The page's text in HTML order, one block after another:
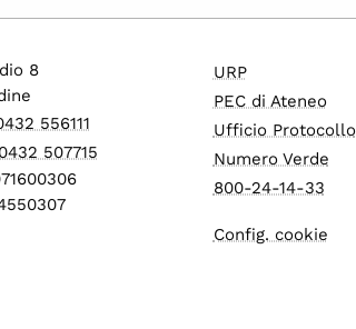
8
556111
507715
URP
PEC di Ateneo
Ufficio Protocollo
Numero Verde
800-24-14-33
Config. cookie